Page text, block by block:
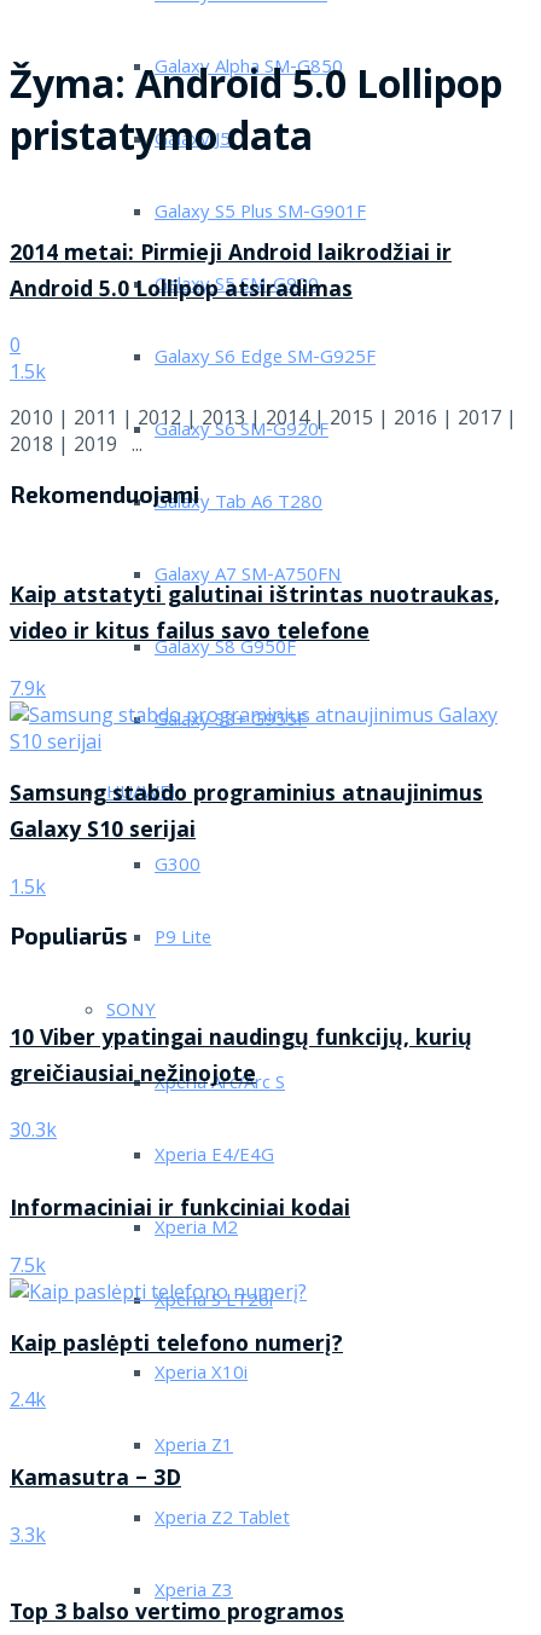
Galaxy Alpha SM-G850
Galaxy J5
Galaxy S5 Plus SM-G901F
Galaxy S5 SM-G900
Galaxy S6 Edge SM-G925F
Galaxy S6 SM-G920F
Galaxy Tab A6 T280
Galaxy A7 SM-A750FN
Galaxy S8 G950F
Galaxy S8+ G955F
HUAWEI
G300
P9 Lite
SONY
Xperia Arc/Arc S
Xperia E4/E4G
Xperia M2
Xperia S LT26i
Xperia X10i
Xperia Z1
Xperia Z2 Tablet
Xperia Z3
Žyma:Android 5.0 Lollipop
pristatymo data
2014 metai: Pirmieji Android laikrodžiai ir
Android 5.0 Lollipop atsiradimas
0
1.5k
2010 | 2011 | 2012 | 2013 | 2014 | 2015 | 2016 | 2017 |
2018 | 2019 ...
Rekomenduojami
Kaip atstatyti galutinai ištrintas nuotraukas,
video ir kitus failus savo telefone
7.9k
Samsung stabdo programinius atnaujinimus
Galaxy S10 serijai
1.5k
Populiarūs
10 Viber ypatingai naudingų funkcijų, kurių
greičiausiai nežinojote
30.3k
Informaciniai ir funkciniai kodai
7.5k
Kaip paslėpti telefono numerį?
2.4k
Kamasutra – 3D
3.3k
Top 3 balso vertimo programos